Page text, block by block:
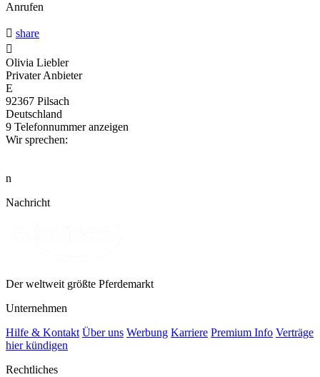
Anrufen
 share

Olivia Liebler
Privater Anbieter
E
92367 Pilsach
Deutschland
9 Telefonnummer anzeigen
Wir sprechen:
n
Nachricht
Der weltweit größte Pferdemarkt
Unternehmen
Hilfe & Kontakt Über uns Werbung Karriere Premium Info Verträge
hier kündigen
Rechtliches